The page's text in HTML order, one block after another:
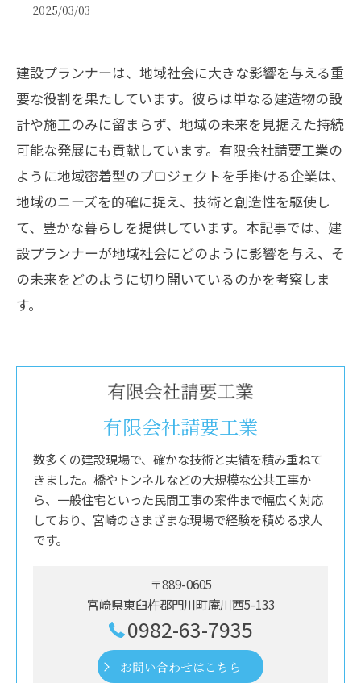
2025/03/03
建設プランナーは、地域社会に大きな影響を与える重
要な役割を果たしています。彼らは単なる建造物の設
計や施工のみに留まらず、地域の未来を見据えた持続
可能な発展にも貢献しています。有限会社請要工業の
ように地域密着型のプロジェクトを手掛ける企業は、
地域のニーズを的確に捉え、技術と創造性を駆使し
て、豊かな暮らしを提供しています。本記事では、建
設プランナーが地域社会にどのように影響を与え、そ
の未来をどのように切り開いているのかを考察しま
す。
有限会社請要工業
数多くの建設現場で、確かな技術と実績を積み重ねて
きました。橋やトンネルなどの大規模な公共工事か
ら、一般住宅といった民間工事の案件まで幅広く対応
しており、宮崎のさまざまな現場で経験を積める求人
です。
〒889-0605
宮崎県東臼杵郡門川町庵川西5-133
0982-63-7935
お問い合わせはこちら